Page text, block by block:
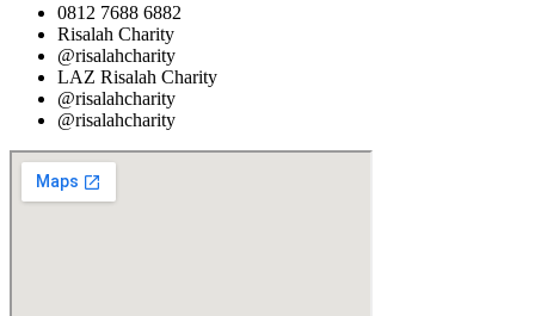
0812 7688 6882
Risalah Charity
@risalahcharity
LAZ Risalah Charity
@risalahcharity
@risalahcharity